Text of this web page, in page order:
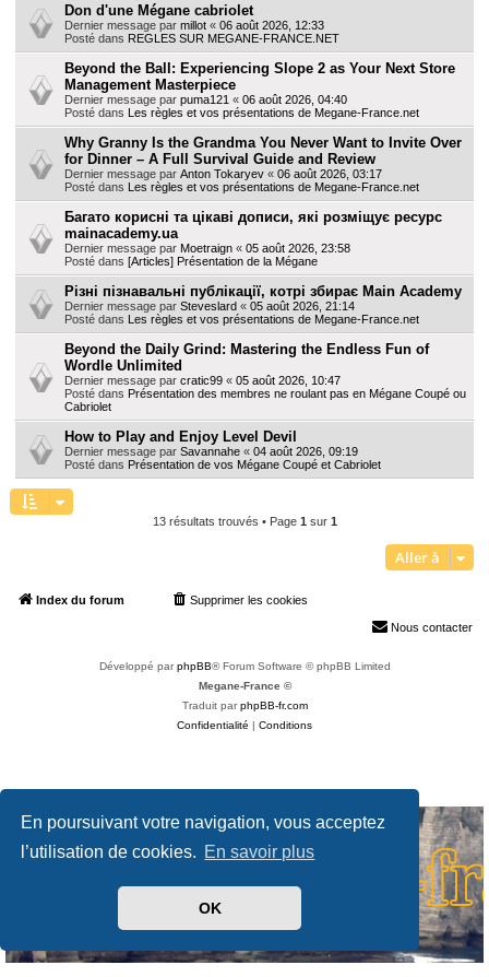
En poursuivant votre navigation, vous acceptez
l’utilisation de cookies. En savoir plus
OK
Don d'une Mégane cabriolet
Dernier message par millot « 06 août 2026, 12:33
Posté dans REGLES SUR MEGANE-FRANCE.NET
Beyond the Ball: Experiencing Slope 2 as Your Next Store
Management Masterpiece
Dernier message par puma121 « 06 août 2026, 04:40
Posté dans Les règles et vos présentations de Megane-France.net
Why Granny Is the Grandma You Never Want to Invite Over
for Dinner – A Full Survival Guide and Review
Dernier message par Anton Tokaryev « 06 août 2026, 03:17
Posté dans Les règles et vos présentations de Megane-France.net
Багато корисні та цікаві дописи, які розміщує ресурс
mainacademy.ua
Dernier message par Moetraign « 05 août 2026, 23:58
Posté dans [Articles] Présentation de la Mégane
Різні пізнавальні публікації, котрі збирає Main Academy
Dernier message par Steveslard « 05 août 2026, 21:14
Posté dans Les règles et vos présentations de Megane-France.net
Beyond the Daily Grind: Mastering the Endless Fun of
Wordle Unlimited
Dernier message par cratic99 « 05 août 2026, 10:47
Posté dans Présentation des membres ne roulant pas en Mégane Coupé ou
Cabriolet
How to Play and Enjoy Level Devil
Dernier message par Savannahe « 04 août 2026, 09:19
Posté dans Présentation de vos Mégane Coupé et Cabriolet
13 résultats trouvés • Page 1 sur 1
Aller à
Index du forum Supprimer les cookies
Nous contacter
Développé parphpBB® Forum Software © phpBB Limited
Megane-France ©
Traduit parphpBB-fr.com
Confidentialité | Conditions